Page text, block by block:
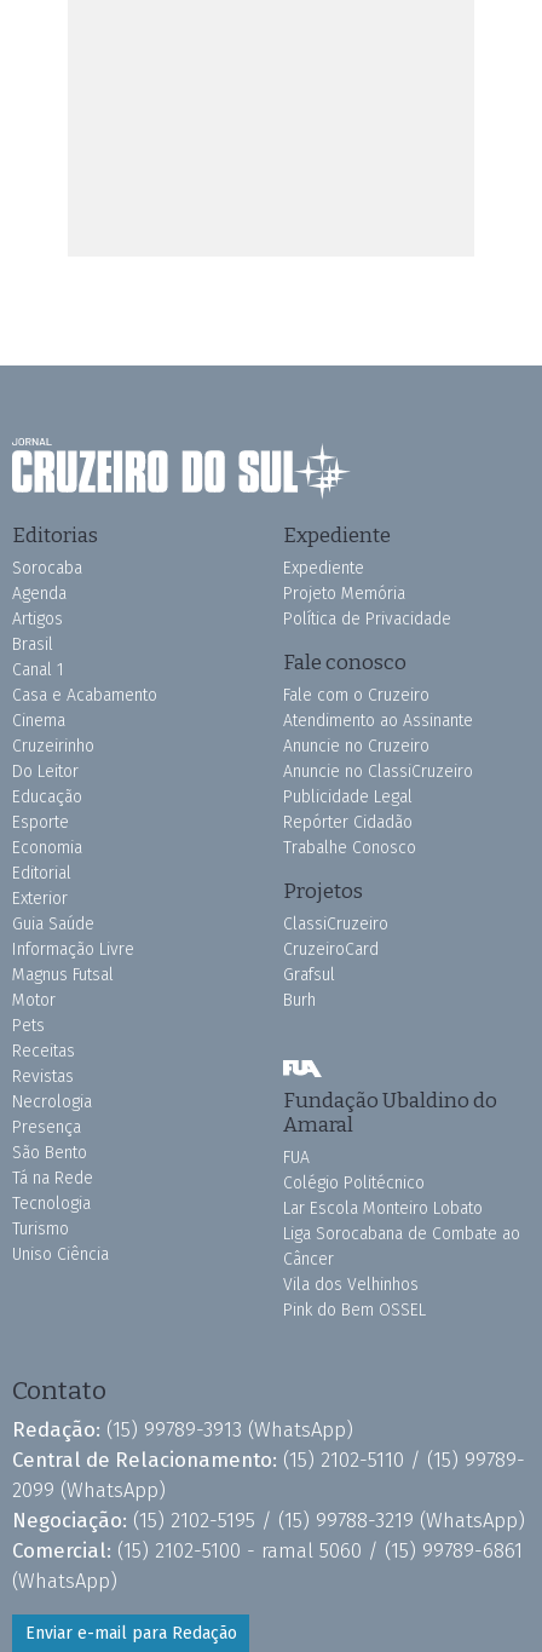
Editorias
Sorocaba
Agenda
Artigos
Brasil
Canal 1
Casa e Acabamento
Cinema
Cruzeirinho
Do Leitor
Educação
Esporte
Economia
Editorial
Exterior
Guia Saúde
Informação Livre
Magnus Futsal
Motor
Pets
Receitas
Revistas
Necrologia
Presença
São Bento
Tá na Rede
Tecnologia
Turismo
Uniso Ciência
Expediente
Expediente
Projeto Memória
Política de Privacidade
Fale conosco
Fale com o Cruzeiro
Atendimento ao Assinante
Anuncie no Cruzeiro
Anuncie no ClassiCruzeiro
Publicidade Legal
Repórter Cidadão
Trabalhe Conosco
Projetos
ClassiCruzeiro
CruzeiroCard
Grafsul
Burh
Fundação Ubaldino do
Amaral
FUA
Colégio Politécnico
Lar Escola Monteiro Lobato
Liga Sorocabana de Combate ao
Câncer
Vila dos Velhinhos
Pink do Bem OSSEL
Contato
Redação: (15) 99789-3913 (WhatsApp)
Central de Relacionamento: (15) 2102-5110 / (15) 99789-
2099 (WhatsApp)
Negociação: (15) 2102-5195 / (15) 99788-3219 (WhatsApp)
Comercial: (15) 2102-5100 - ramal 5060 / (15) 99789-6861
(WhatsApp)
Enviar e-mail para Redação